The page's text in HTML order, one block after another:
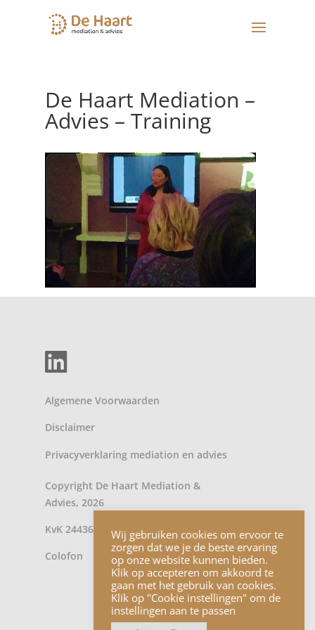
De Haart Mediation –
Advies – Training
Algemene Voorwaarden
Disclaimer
Privacyverklaring mediation en advies
Copyright De Haart Mediation &
Advies, 2026
KvK 24436902
Colofon
Wij gebruiken cookies om ervoor te
zorgen dat we je de beste ervaring
op onze website kunnen bieden.
Klik op accepteren om akkoord te
gaan met het gebruik van cookies.
Klik op "Cookie instellingen" om de
instellingen aan te passen